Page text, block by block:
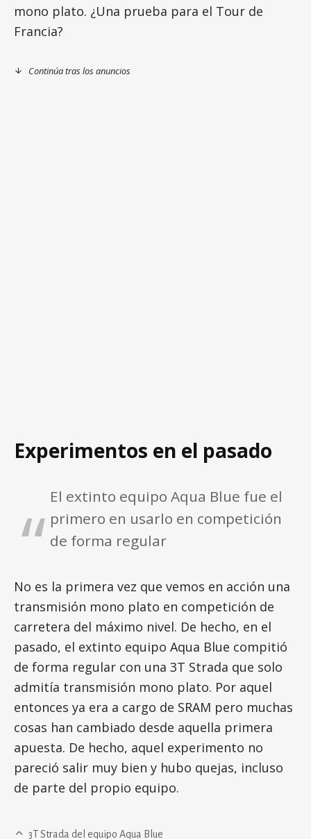
mono plato. ¿Una prueba para el Tour de
Francia?
Continúa tras los anuncios
Experimentos en el pasado
El extinto equipo Aqua Blue fue el
primero en usarlo en competición
de forma regular
No es la primera vez que vemos en acción una
transmisión mono plato en competición de
carretera del máximo nivel. De hecho, en el
pasado, el extinto equipo Aqua Blue compitió
de forma regular con una 3T Strada que solo
admitía transmisión mono plato. Por aquel
entonces ya era a cargo de SRAM pero muchas
cosas han cambiado desde aquella primera
apuesta. De hecho, aquel experimento no
pareció salir muy bien y hubo quejas, incluso
de parte del propio equipo.
3T Strada del equipo Aqua Blue